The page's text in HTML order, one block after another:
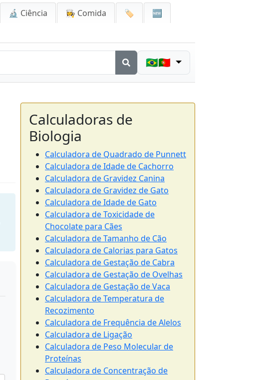
🔬 Ciência 👩‍🍳 Comida 🏷️
🆕
🇧🇷🇵🇹
Calculadoras de
Biologia
Calculadora de Quadrado de Punnett
Calculadora de Idade de Cachorro
Calculadora de Gravidez Canina
Calculadora de Gravidez de Gato
Calculadora de Idade de Gato
Calculadora de Toxicidade de
Chocolate para Cães
Calculadora de Tamanho de Cão
Calculadora de Calorias para Gatos
Calculadora de Gestação de Cabra
Calculadora de Gestação de Ovelhas
Calculadora de Gestação de Vaca
Calculadora de Temperatura de
Recozimento
Calculadora de Frequência de Alelos
Calculadora de Ligação
Calculadora de Peso Molecular de
Proteínas
Calculadora de Concentração de